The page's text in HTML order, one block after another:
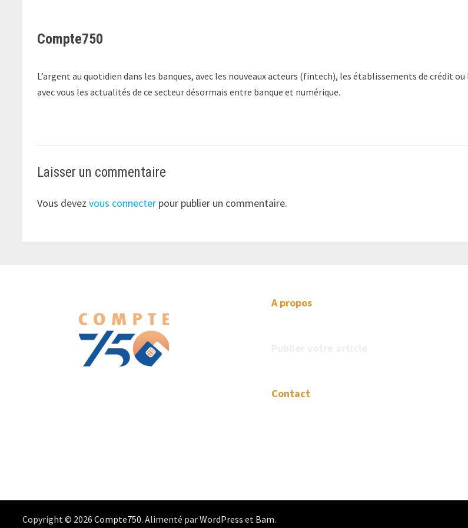
Compte750
L’argent au quotidien dans les banques, avec les nouveaux acteurs (fintech), les établissements de crédit
avec vous les actualités de ce secteur désormais entre banque et numérique.
Laisser un commentaire
Vous devezvous connecter pour publier un commentaire.
A propos
Contact
Copyright © 2026Compte750. Alimenté parWordPress et Bam.